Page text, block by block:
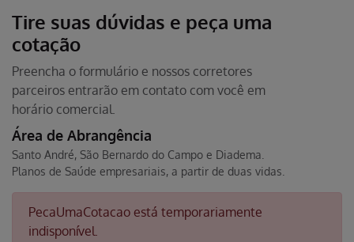
Tire suas dúvidas e peça uma
cotação
Preencha o formulário e nossos corretores
parceiros entrarão em contato com você em
horário comercial.
Área de Abrangência
Santo André, São Bernardo do Campo e Diadema.
Planos de Saúde empresariais, a partir de duas vidas.
PecaUmaCotacao está temporariamente
indisponível.